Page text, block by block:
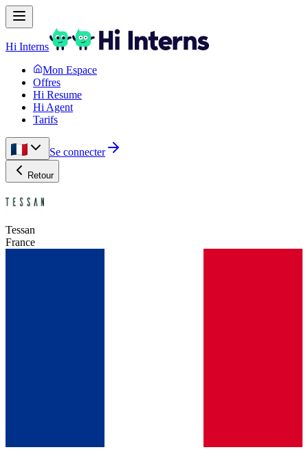
Hi Interns
Mon Espace
Offres
Hi Resume
Hi Agent
Tarifs
Se connecter
Retour
Tessan
France